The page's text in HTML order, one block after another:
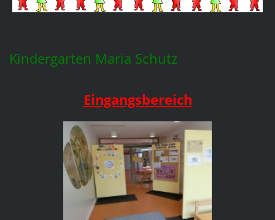
Kindergarten Maria Schutz
Eingangsbereich